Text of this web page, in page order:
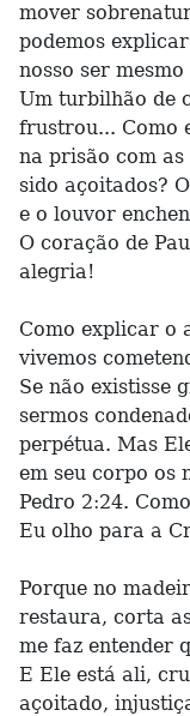
mover
podemos
nosso ser
Um turbilhão de
frustrou... Como
na prisão com
sido açoitados?
e o louvor
O coração de
alegria!
Como explicar o
vivemos
Se não existisse
sermos
perpétua. Mas
em seu corpo os
Pedro 2:24.
Eu olho para a
Porque no
restaura, corta
me faz entender
E Ele está ali,
açoitado,